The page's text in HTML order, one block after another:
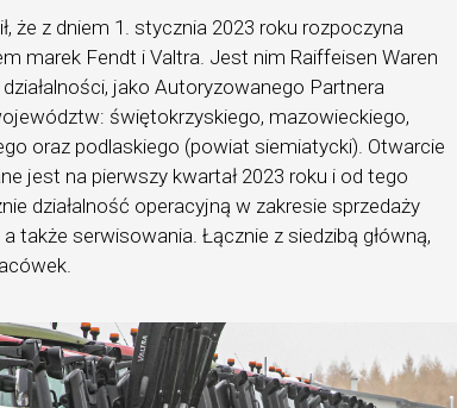
że z dniem 1. stycznia 2023 roku rozpoczyna
marek Fendt i Valtra. Jest nim Raiffeisen Waren
jako Autoryzowanego Partnera
świętokrzyskiego, mazowieckiego,
oraz podlaskiego (powiat siemiatycki). Otwarcie
jest na pierwszy kwartał 2023 roku i od tego
działalność operacyjną w zakresie sprzedaży
także serwisowania. Łącznie z siedzibą główną,